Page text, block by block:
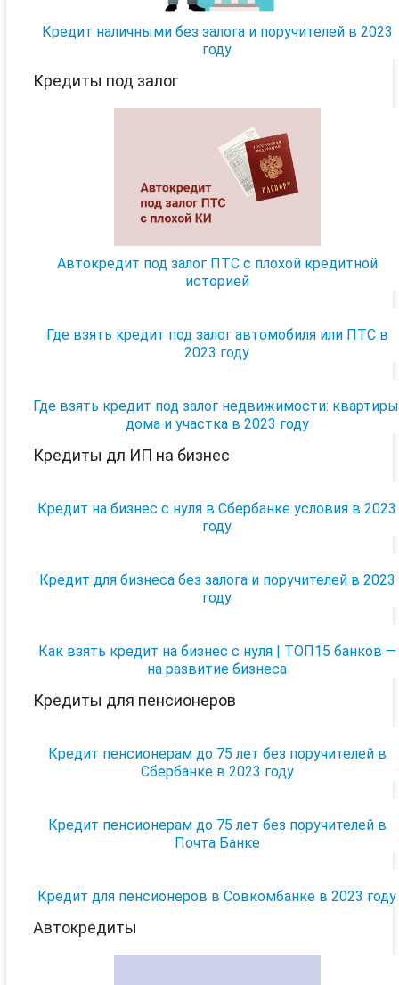
Кредит наличными без залога и поручителей в 2023
году
Кредиты под залог
Автокредит под залог ПТС с плохой кредитной
историей
Где взять кредит под залог автомобиля или ПТС в
2023 году
Где взять кредит под залог недвижимости:
дома и участка в 2023 году
Кредиты дл ИП на бизнес
Кредит на бизнес с нуля в Сбербанке условия в 2023
году
Кредит для бизнеса без залога и поручителей в 2023
году
Как взять кредит на бизнес с нуля | ТОП15 банков —
на развитие бизнеса
Кредиты для пенсионеров
Кредит пенсионерам до 75 лет без поручителей в
Сбербанке в 2023 году
Кредит пенсионерам до 75 лет без поручителей в
Почта Банке
Кредит для пенсионеров в Совкомбанке в 2023 году
Автокредиты